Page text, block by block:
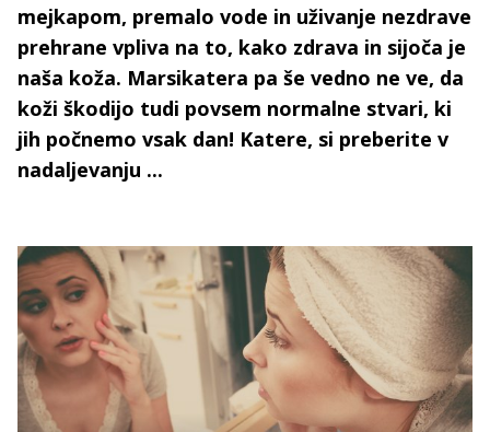
mejkapom, premalo vode in uživanje nezdrave
prehrane vpliva na to, kako zdrava in sijoča je
naša koža. Marsikatera pa še vedno ne ve, da
koži škodijo tudi povsem normalne stvari, ki
jih počnemo vsak dan! Katere, si preberite v
nadaljevanju ...